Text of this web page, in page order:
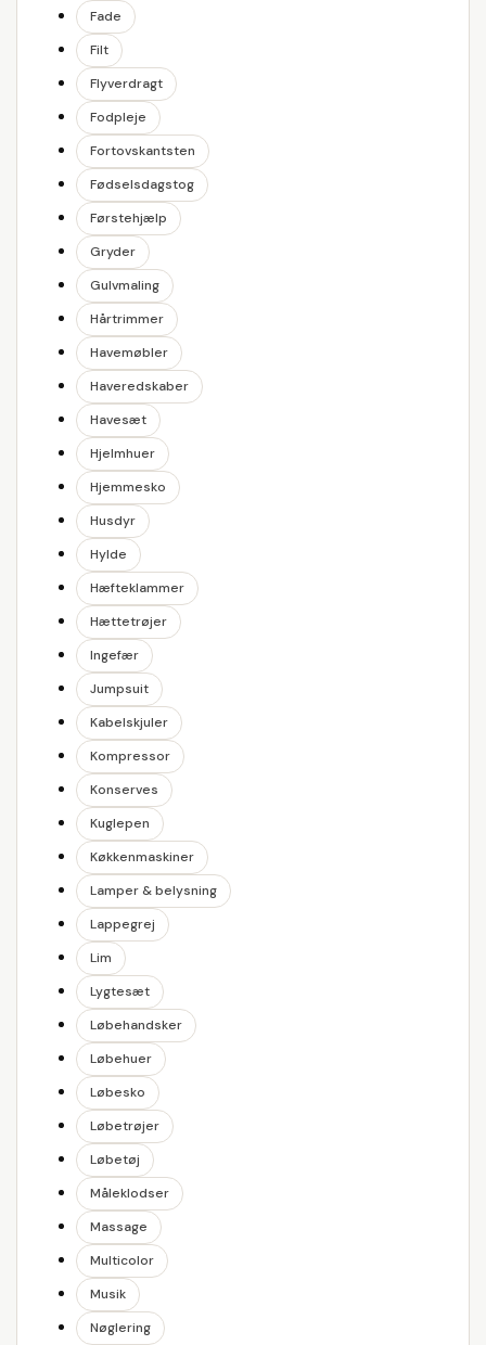
Fade
Filt
Flyverdragt
Fodpleje
Fortovskantsten
Fødselsdagstog
Førstehjælp
Gryder
Gulvmaling
Hårtrimmer
Havemøbler
Haveredskaber
Havesæt
Hjelmhuer
Hjemmesko
Husdyr
Hylde
Hæfteklammer
Hættetrøjer
Ingefær
Jumpsuit
Kabelskjuler
Kompressor
Konserves
Kuglepen
Køkkenmaskiner
Lamper & belysning
Lappegrej
Lim
Lygtesæt
Løbehandsker
Løbehuer
Løbesko
Løbetrøjer
Løbetøj
Måleklodser
Massage
Multicolor
Musik
Nøglering